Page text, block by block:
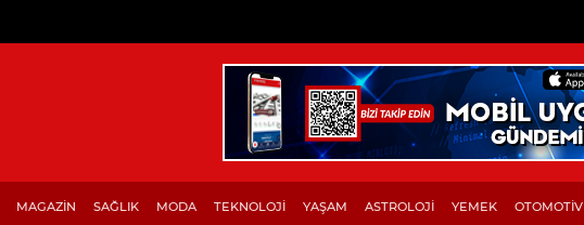
MAGAZİN SAĞLIK MODA TEKNOLOJİ YAŞAM ASTROLOJİ YEMEK OTOMOTİV